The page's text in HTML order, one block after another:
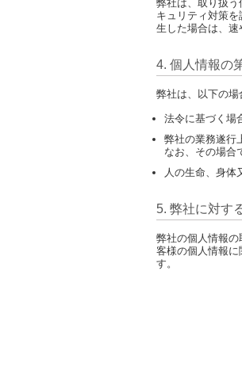
弊社は、取り扱
キュリティ対策
生した場合は、速
4. 個人情報の
弊社は、以下の場
法令に基づく場
弊社の業務遂行
なお、その場合
人の生命、身体
5. 弊社に対す
弊社の個人情報の
客様の個人情報
す。